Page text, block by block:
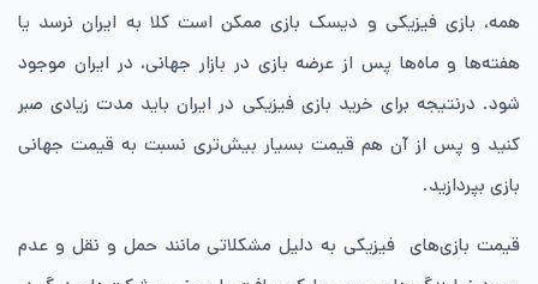
همه، بازی فیزیکی و دیسک بازی ممکن است کلا به ایران نرسد یا
هفته‌ها و ماه‌ها پس از عرضه بازی در بازار جهانی، در ایران موجود
شود. درنتیجه برای خرید بازی فیزیکی در ایران باید مدت زیادی صبر
کنید و پس از آن هم قیمت بسیار بیش‌تری نسبت به قیمت جهانی
بازی بپردازید.
قیمت بازی‌های فیزیکی به دلیل مشکلاتی مانند حمل و نقل و عدم